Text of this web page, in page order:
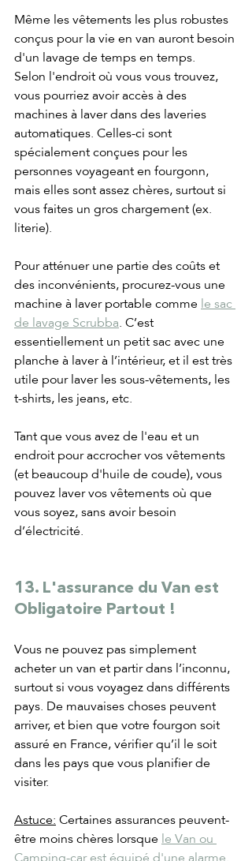
Même les vêtements les plus robustes
conçus pour la vie en van auront besoin
d'un lavage de temps en temps.
Selon l'endroit où vous vous trouvez,
vous pourriez avoir accès à des
machines à laver dans des laveries
automatiques. Celles-ci sont
spécialement conçues pour les
personnes voyageant en fourgonn,
mais elles sont assez chères, surtout si
vous faites un gros chargement (ex.
literie).
Pour atténuer une partie des coûts et
des inconvénients, procurez-vous une
machine à laver portable comme le sac
de lavage Scrubba. C’est
essentiellement un petit sac avec une
planche à laver à l’intérieur, et il est très
utile pour laver les sous-vêtements, les
t-shirts, les jeans, etc.
Tant que vous avez de l'eau et un
endroit pour accrocher vos vêtements
(et beaucoup d'huile de coude), vous
pouvez laver vos vêtements où que
vous soyez, sans avoir besoin
d’électricité.
13. L'assurance du Van est
Obligatoire Partout !
Vous ne pouvez pas simplement
acheter un van et partir dans l’inconnu,
surtout si vous voyagez dans différents
pays. De mauvaises choses peuvent
arriver, et bien que votre fourgon soit
assuré en France, vérifier qu’il le soit
dans les pays que vous planifier de
visiter.
Astuce: Certaines assurances peuvent-
être moins chères lorsque le Van ou
Camping-car est équipé d'une alarme.